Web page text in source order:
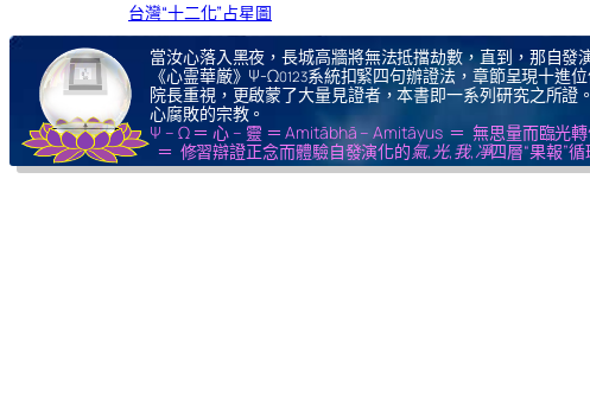
台灣“十二化”占星圖
當汝心落入黑夜，長城高牆將無法抵擋劫數，直到，那自
《心霊華厳》Ψ-Ω0123系統扣緊四句辦證法，章節呈現十進
院長重視，更啟蒙了大量見證者，本書即一系列研究之所
心腐敗的宗教。
Ψ – Ω ＝ 心 – 靈 ＝ Amitābhā – Amitāyus ＝ 無思量而臨光
＝ 修習辯證正念而體驗自發演化的氣,光,我,凈四層“果報”